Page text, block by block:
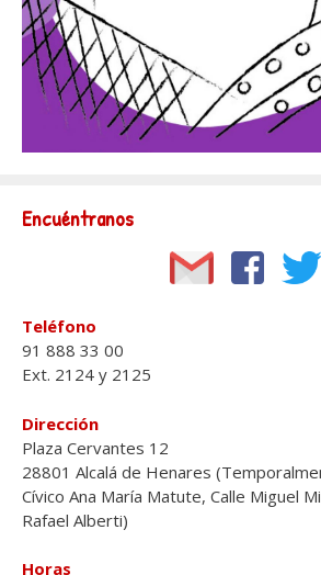
Encuéntranos
Teléfono
91 888 33 00
Ext. 2124 y 2125
Dirección
Plaza Cervantes 12
28801 Alcalá de Henares
Cívico Ana María Matute, Calle Miguel
Rafael Alberti)
Horas